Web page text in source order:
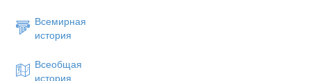
Всемирная
история
Всеобщая
история